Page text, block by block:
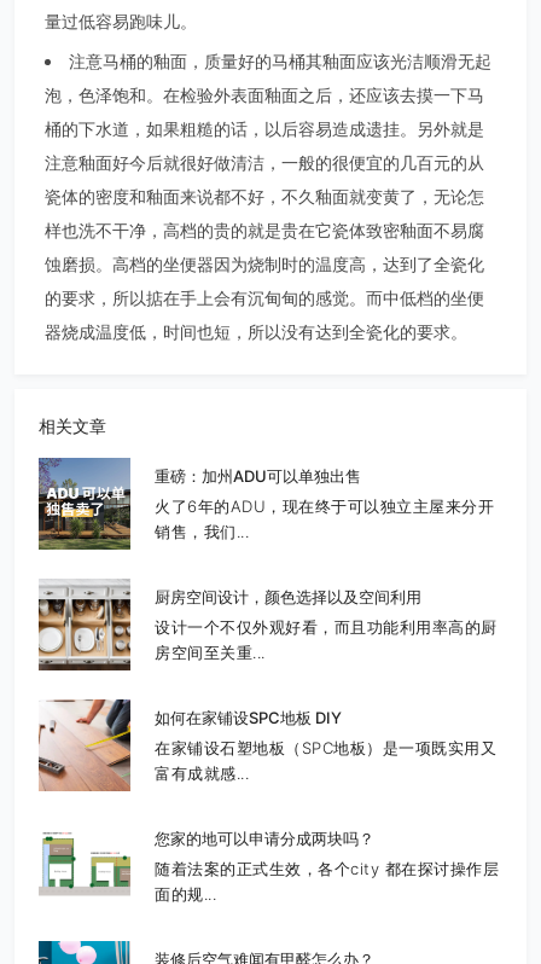
量过低容易跑味儿。
注意马桶的釉面，质量好的马桶其釉面应该光洁顺滑无起
泡，色泽饱和。在检验外表面釉面之后，还应该去摸一下马
桶的下水道，如果粗糙的话，以后容易造成遗挂。另外就是
注意釉面好今后就很好做清洁，一般的很便宜的几百元的从
瓷体的密度和釉面来说都不好，不久釉面就变黄了，无论怎
样也洗不干净，高档的贵的就是贵在它瓷体致密釉面不易腐
蚀磨损。高档的坐便器因为烧制时的温度高，达到了全瓷化
的要求，所以掂在手上会有沉甸甸的感觉。而中低档的坐便
器烧成温度低，时间也短，所以没有达到全瓷化的要求。
相关文章
重磅：加州ADU可以单独出售
火了6年的ADU，现在终于可以独立主屋来分开
销售，我们...
厨房空间设计，颜色选择以及空间利用
设计一个不仅外观好看，而且功能利用率高的厨
房空间至关重...
如何在家铺设SPC地板 DIY
在家铺设石塑地板（SPC地板）是一项既实用又
富有成就感...
您家的地可以申请分成两块吗？
随着法案的正式生效，各个city 都在探讨操作层
面的规...
装修后空气难闻有甲醛怎么办？